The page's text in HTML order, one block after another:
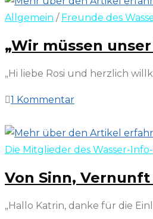
Allgemein / Freunde des
„Wir müssen
„Hi liebe Rosi und herzlich
1 Kommentar
Die Mitglieder des Wasser-
Von Sinn,
„Hallo Katrin, danke für die